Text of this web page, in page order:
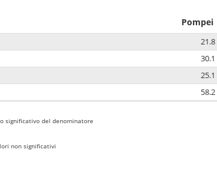
Pompei
21.8
30.1
25.1
58.2
significativo del denominatore
non significativi